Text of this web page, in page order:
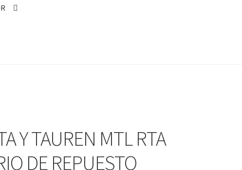
Y TAUREN MTL RTA
DE REPUESTO